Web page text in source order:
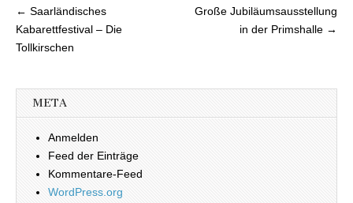
Beitragsnavigation
← Saarländisches
Kabarettfestival – Die
Tollkirschen
Große Jubiläumsausstellung
in der Primshalle →
META
Anmelden
Feed der Einträge
Kommentare-Feed
WordPress.org